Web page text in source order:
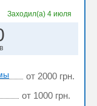
Заходил(а) 4 июля
от 2000 грн.
от 1000 грн.